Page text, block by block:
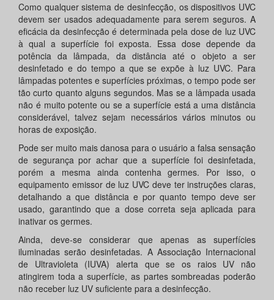
Como qualquer sistema de desinfecção, os dispositivos UVC
devem ser usados adequadamente para serem seguros. A
eficácia da desinfecção é determinada pela dose de luz UVC
à qual a superfície foi exposta. Essa dose depende da
potência da lâmpada, da distância até o objeto a ser
desinfetado e do tempo a que se expõe à luz UVC. Para
lâmpadas potentes e superfícies próximas, o tempo pode ser
tão curto quanto alguns segundos. Mas se a lâmpada usada
não é muito potente ou se a superfície está a uma distância
considerável, talvez sejam necessários vários minutos ou
horas de exposição.
Pode ser muito mais danosa para o usuário a falsa sensação
de segurança por achar que a superfície foi desinfetada,
porém a mesma ainda contenha germes. Por isso, o
equipamento emissor de luz UVC deve ter instruções claras,
detalhando a que distância e por quanto tempo deve ser
usado, garantindo que a dose correta seja aplicada para
inativar os germes.
Ainda, deve-se considerar que apenas as superfícies
iluminadas serão desinfetadas. A Associação Internacional
de Ultravioleta (IUVA) alerta que se os raios UV não
atingirem toda a superfície, as partes sombreadas poderão
não receber luz UV suficiente para a desinfecção.